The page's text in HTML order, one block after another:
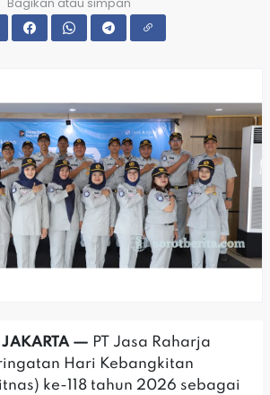
JAKARTA — PT Jasa Raharja
Hari Kebangkitan
ke-118 tahun 2026 sebagai